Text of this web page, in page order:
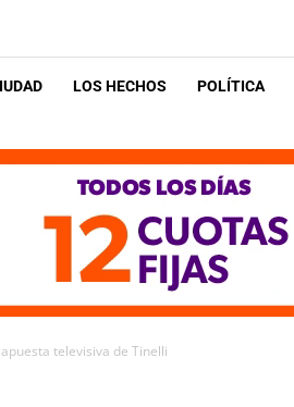
LOS HECHOS POLÍTICA
televisiva de Tinelli